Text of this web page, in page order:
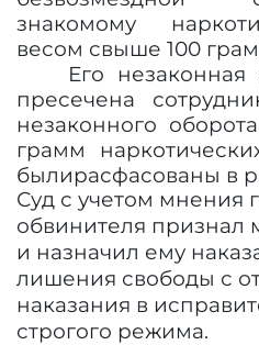
знакомому
весом свыше 100
Его незаконная
пресечена
незаконного
грамм
былирасфасованы в
Суд с учетом мнения
обвинителя признал
и назначил ему
лишения свободы с
наказания в
строгого режима.